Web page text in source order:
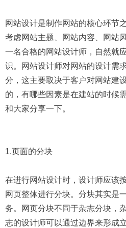
网站设计是制作网站的核心环节
考虑网站主题、网站内容、网站
一名合格的网站设计师，自然就
识。网站设计师对网站的设计需
分，这主要取决于客户对网站建
的，有哪些因素是在建站的时候
和大家分享一下。
1.页面的分块
在进行网站设计时，设计师应该
网页整体进行分块。分块其实是
务。网页分块不同于杂志分块，
志的设计师可以通过边界来形成